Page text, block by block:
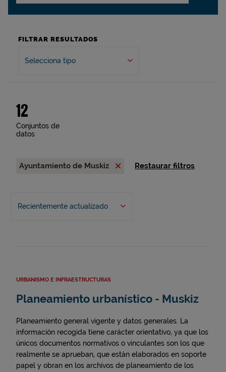
FILTRAR RESULTADOS
Selecciona tipo
12
Conjuntos de
datos
Ayuntamiento de Muskiz Restaurar filtros
Recientemente actualizado
URBANISMO E INFRAESTRUCTURAS
Planeamiento urbanístico - Muskiz
Planeamiento general vigente y datos generales. La
información recogida tiene carácter orientativo, ya que los
únicos documentos normativos o vinculantes son los que
realmente se aprueban, que están elaborados en soporte
papel y obran en los archivos de planeamiento de los